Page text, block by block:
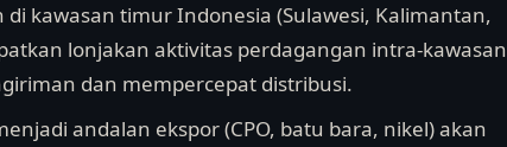
kawasan timur Indonesia (Sulawesi, Kalimantan,
lonjakan aktivitas perdagangan intra-kawasan
dan mempercepat distribusi.
andalan ekspor (CPO, batu bara, nikel) akan